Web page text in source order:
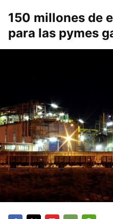
150 millones de
para las pymes